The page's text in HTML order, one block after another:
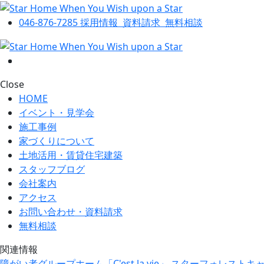
046-876-7285採用情報 資料請求 無料相談
Close
HOME
イベント・見学会
施工事例
家づくりについて
土地活用・賃貸住宅建築
スタッフブログ
会社案内
アクセス
お問い合わせ・資料請求
無料相談
関連情報